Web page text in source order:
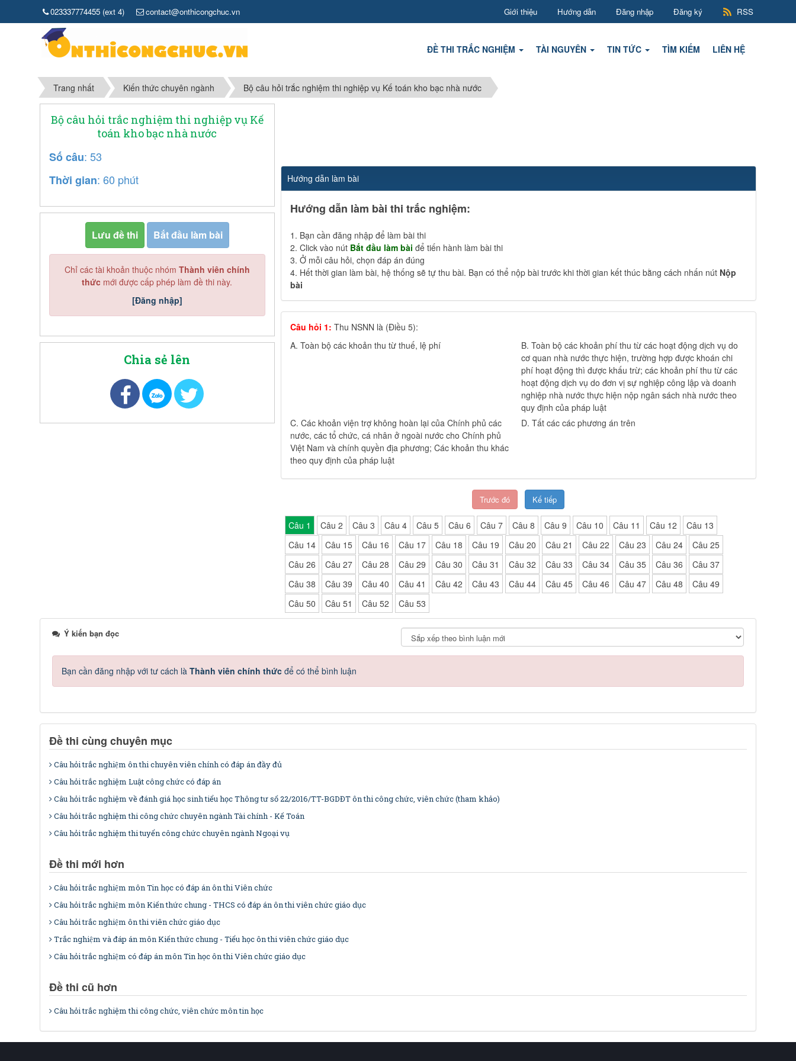
023337774455 (ext 4) contact@onthicongchuc.vn Giới thiệu Hướng dẫn Đăng nhập Đăng ký RSS
ĐỀ THI TRẮC NGHIỆM TÀI NGUYÊN TIN TỨC TÌM KIẾM LIÊN HỆ
Trang nhất Kiến thức chuyên ngành Bộ câu hỏi trắc nghiệm thi nghiệp vụ Kế toán kho bạc nhà nước
Bộ câu hỏi trắc nghiệm thi nghiệp vụ Kế
toán kho bạc nhà nước
Số câu: 53
Thời gian: 60 phút
Lưu đề thi Bắt đầu làm bài
Chỉ các tài khoản thuộc nhóm Thành viên chính
thức mới được cấp phép làm đề thi này.
[Đăng nhập]
Chia sẻ lên
Hướng dẫn làm bài
Hướng dẫn làm bài thi trắc nghiệm:
1. Bạn cần đăng nhập để làm bài thi
2. Click vào nút Bắt đầu làm bài để tiến hành làm bài thi
3. Ở mỗi câu hỏi, chọn đáp án đúng
4. Hết thời gian làm bài, hệ thống sẽ tự thu bài. Bạn có thể nộp bài trước khi thời gian kết thúc bằng cách nhấn nút Nộp
bài
Câu hỏi 1: Thu NSNN là (Điều 5):
A. Toàn bộ các khoản thu từ thuế, lệ phí B.Toàn bộ các khoản phí thu từ các hoạt động dịch vụ do
cơ quan nhà nước thực hiện, trường hợp được khoán chi
phí hoạt động thì được khấu trừ; các khoản phí thu từ các
hoạt động dịch vụ do đơn vị sự nghiệp công lập và doanh
nghiệp nhà nước thực hiện nộp ngân sách nhà nước theo
quy định của pháp luật
C. Các khoản viện trợ không hoàn lại của Chính phủ các
nước, các tổ chức, cá nhân ở ngoài nước cho Chính phủ
Việt Nam và chính quyền địa phương; Các khoản thu khác
theo quy định của pháp luật
D.Tất các các phương án trên
Trước đó Kế tiếp
Câu 1 Câu 2 Câu 3 Câu 4 Câu 5 Câu 6 Câu 7 Câu 8 Câu 9 Câu 10 Câu 11 Câu 12
Câu 13
Câu 14
Câu 15 Câu 16 Câu 17 Câu 18 Câu 19 Câu 20 Câu 21 Câu 22 Câu 23 Câu 24
Câu 25
Câu 26
Câu 27 Câu 28 Câu 29 Câu 30 Câu 31 Câu 32 Câu 33 Câu 34 Câu 35 Câu 36
Câu 37
Câu 38
Câu 39 Câu 40 Câu 41 Câu 42 Câu 43 Câu 44 Câu 45 Câu 46 Câu 47 Câu 48
Câu 49
Câu 50
Câu 51 Câu 52 Câu 53
Ý kiến bạn đọc
Bạn cần đăng nhập với tư cách là Thành viên chính thức để có thể bình luận
Đề thi cùng chuyên mục
Câu hỏi trắc nghiệm ôn thi chuyên viên chính có đáp án đầy đủ
Câu hỏi trắc nghiệm Luật công chức có đáp án
Câu hỏi trắc nghiệm về đánh giá học sinh tiểu học Thông tư số 22/2016/TT-BGDĐT ôn thi công chức, viên chức (tham khảo)
Câu hỏi trắc nghiệm thi công chức chuyên ngành Tài chính - Kế Toán
Câu hỏi trắc nghiệm thi tuyển công chức chuyên ngành Ngoại vụ
Đề thi mới hơn
Câu hỏi trắc nghiệm môn Tin học có đáp án ôn thi Viên chức
Câu hỏi trắc nghiệm môn Kiến thức chung - THCS có đáp án ôn thi viên chức giáo dục
Câu hỏi trắc nghiệm ôn thi viên chức giáo dục
Trắc nghiệm và đáp án môn Kiến thức chung - Tiểu học ôn thi viên chức giáo dục
Câu hỏi trắc nghiệm có đáp án môn Tin học ôn thi Viên chức giáo dục
Đề thi cũ hơn
Câu hỏi trắc nghiệm thi công chức, viên chức môn tin học